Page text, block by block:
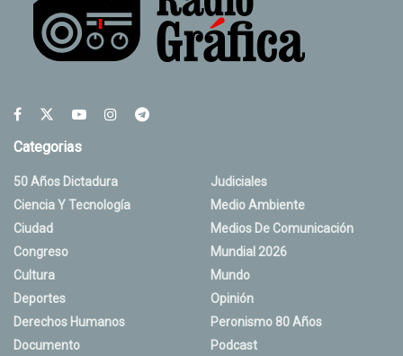
Categorias
50 Años Dictadura
Ciencia Y Tecnología
Ciudad
Congreso
Cultura
Deportes
Derechos Humanos
Documento
Judiciales
Medio Ambiente
Medios De Comunicación
Mundial 2026
Mundo
Opinión
Peronismo 80 Años
Podcast